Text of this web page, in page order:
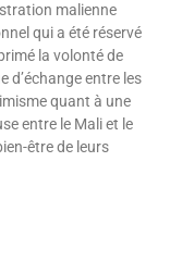
malienne
qui a été réservé
la volonté de
d’échange entre les
quant à une
entre le Mali et le
être de leurs